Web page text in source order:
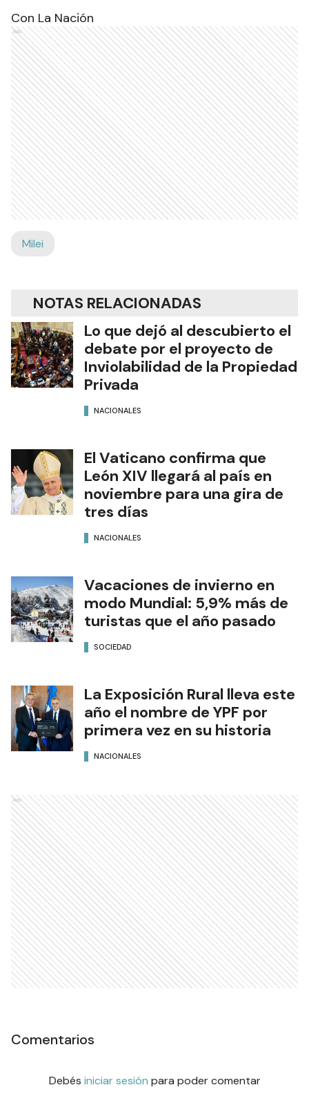
Con La Nación
Ads
Milei
NOTAS RELACIONADAS
Lo que dejó al descubierto el
debate por el proyecto de
Inviolabilidad de la Propiedad
Privada
NACIONALES
El Vaticano confirma que
León XIV llegará al país en
noviembre para una gira de
tres días
NACIONALES
Vacaciones de invierno en
modo Mundial: 5,9% más de
turistas que el año pasado
SOCIEDAD
La Exposición Rural lleva este
año el nombre de YPF por
primera vez en su historia
NACIONALES
Ads
Comentarios
Debés iniciar sesión para poder comentar